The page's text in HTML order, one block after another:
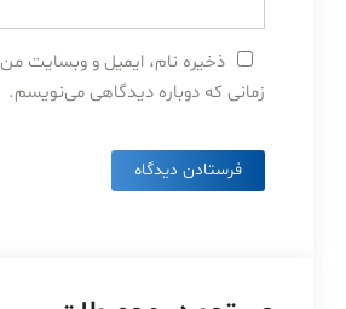
ذخیره نام، ایمیل و وبسایت من
زمانی که دوباره دیدگاهی می‌نویسم.